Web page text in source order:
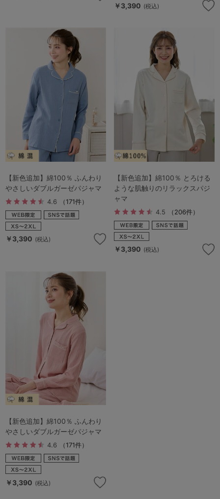
￥3,390 (税込)
【新色追加】綿100％ ふんわり
やさしいダブルガーゼパジャマ
4.6 （171件）
￥3,390 (税込)
【新色追加】綿100％ とろける
ような肌触りのリラックスパジ
ャマ
4.5 （206件）
￥3,390 (税込)
【新色追加】綿100％ ふんわり
やさしいダブルガーゼパジャマ
4.6 （171件）
￥3,390 (税込)